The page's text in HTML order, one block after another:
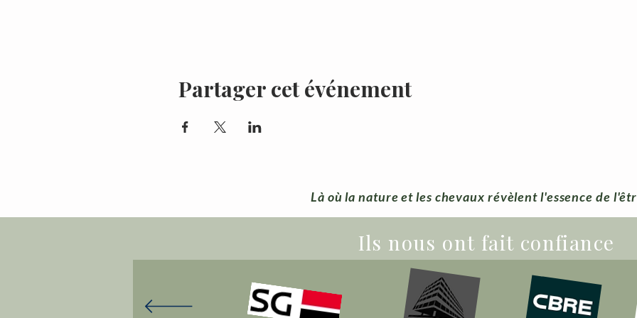
Partager cet événement
Là où la nature et les chevaux révèlent l'essence de
Ils nous ont fait confiance